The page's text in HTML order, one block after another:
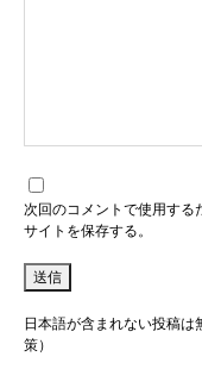
次回のコメントで使用する
サイトを保存する。
日本語が含まれない投稿
策）